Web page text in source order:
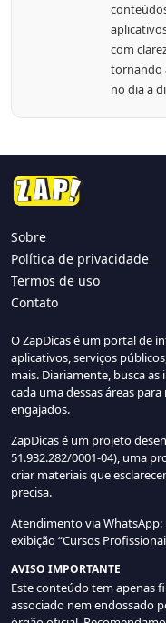
com
tornando
no dia a
Sobre
Política de privacidade
Termos de uso
Contato
O ZapDicas é um portal de
aplicativos, serviços
mais. Diariamente, busca
cada uma dessas áreas
engajados.
ZapDicas é um projeto
51.932.282/0001-04), uma
criar materiais que
precisa.
Atendimento via
exibição “Cursos
AVISO IMPORTANTE
Este conteúdo tem apenas
associado nem endossado